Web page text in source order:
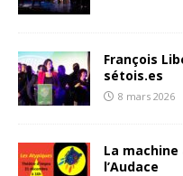
François
sétois.es
8 mars 2026
La
l’Audace